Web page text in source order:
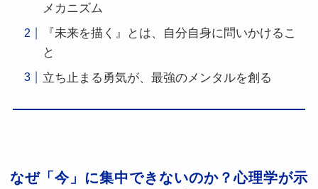
メカニズム
『未来を描く』とは、自分自身に問いかけるこ
と
立ち止まる勇気が、最強のメンタルを創る
なぜ「今」に集中できないのか？心理学が示